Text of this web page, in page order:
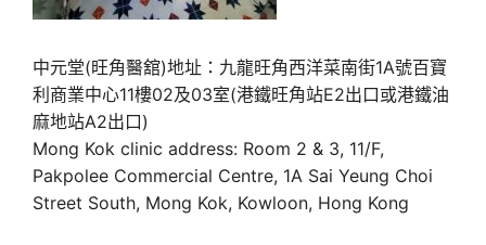
中元堂(旺角醫舘)地址：九龍旺角西洋菜南街1A號百寶
利商業中心11樓02及03室(港鐵旺角站E2出口或港鐵油
麻地站A2出口)
Mong Kok clinic address: Room 2 & 3, 11/F,
Pakpolee Commercial Centre, 1A Sai Yeung Choi
Street South, Mong Kok, Kowloon, Hong Kong